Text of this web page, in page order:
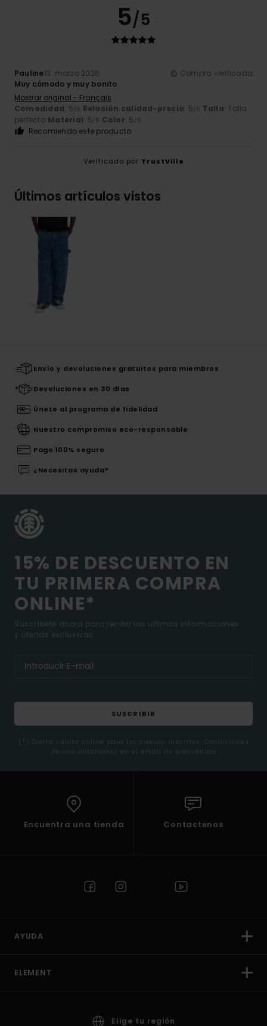
5/5
Pauline13. marzo 2026
Compra verificada
Muy cómodo y muy bonito
Mostrar original - Français
Comodidad: 5/5 Relación calidad-precio: 5/5 Talla: Talla
perfecta Material: 5/5 Color: 5 /5
Recomiendo este producto
Verificado por TrustVille
Últimos artículos vistos
Envío y devoluciones gratuitos para miembros
Devoluciones en 30 días
Únete al programa de fidelidad
Nuestro compromiso eco-responsable
Pago 100% seguro
¿Necesitas ayuda?
15% DE DESCUENTO EN
TU PRIMERA COMPRA
ONLINE*
Suscríbete ahora para recibir las ultimas informaciones
y ofertas exclusivas.
SUSCRIBIR
(*) Oferta valida online para los nuevos inscritos. Condiciones
de uso detalladas en el email de bienvenida
Encuentra una tienda Contactenos
AYUDA
ELEMENT
Elige tu región